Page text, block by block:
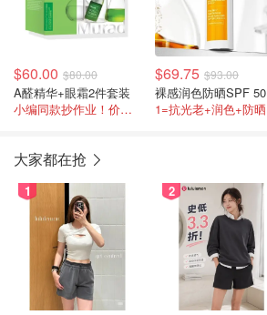
$60.00 $80.00
A醛精华+眼霜2件套装
小编同款抄作业！价值$95=6折
$69.75 $93.00
裸感润色防晒SPF 50
1=抗光老+润色+防晒
大家都在抢
1 2